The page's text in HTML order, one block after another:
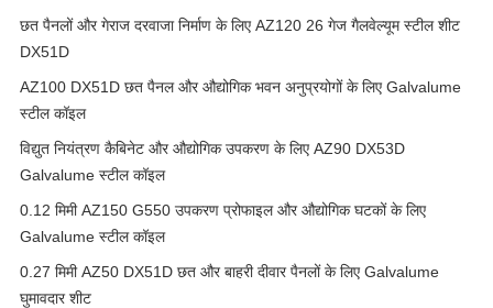
छत पैनलों और गेराज दरवाजा निर्माण के लिए AZ120 26 गेज गैलवेल्यूम स्टील शीट
DX51D
AZ100 DX51D छत पैनल और औद्योगिक भवन अनुप्रयोगों के लिए Galvalume
स्टील कॉइल
विद्युत नियंत्रण कैबिनेट और औद्योगिक उपकरण के लिए AZ90 DX53D
Galvalume स्टील कॉइल
0.12 मिमी AZ150 G550 उपकरण प्रोफाइल और औद्योगिक घटकों के लिए
Galvalume स्टील कॉइल
0.27 मिमी AZ50 DX51D छत और बाहरी दीवार पैनलों के लिए Galvalume
घुमावदार शीट